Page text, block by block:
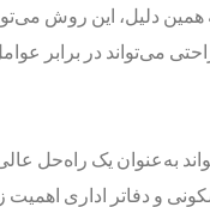
دلیل، این روش
می‌تواند در برابر
به‌عنوان یک راه‌حل
و دفاتر اداری اهمیت